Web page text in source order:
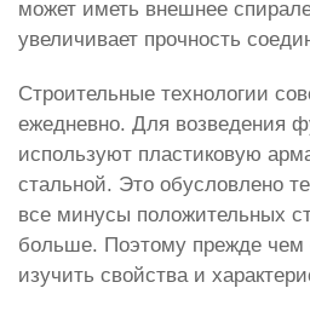
может иметь внешнее
увеличивает прочность
Строительные технологии
ежедневно. Для возведения
используют пластиковую
стальной. Это обусловлено
все минусы положительных
больше. Поэтому прежде чем
изучить свойства и